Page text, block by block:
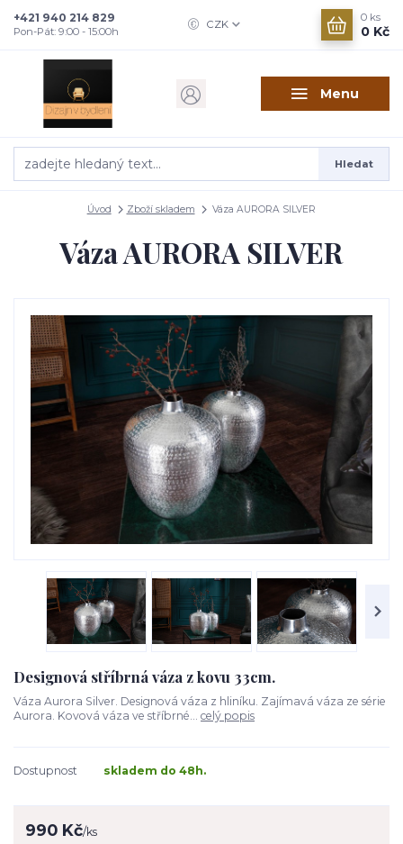
Menu
CZK
Hledat
+421 940 214 829
Pon-Pát: 9:00 - 15:00h
0 ks
0 Kč
Úvod Zboží skladem Váza AURORA SILVER
Váza AURORA SILVER
Designová stříbrná váza z kovu 33cm.
Váza Aurora Silver. Designová váza z hliníku. Zajímavá váza ze série
Aurora. Kovová váza ve stříbrné... celý popis
Dostupnost skladem do 48h.
990 Kč/ks